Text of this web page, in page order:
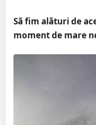
Să fim alături de
moment de mare